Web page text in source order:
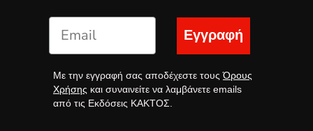
Εγγραφή
Με την εγγραφή σας αποδέχεστε τουςΌρους
Χρήσης και συναινείτε να λαμβάνετε emails
από τις Εκδόσεις ΚΑΚΤΟΣ.